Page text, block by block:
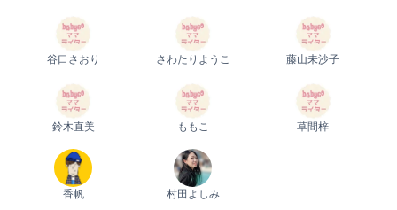
谷口さおり さわたりようこ 藤山未沙子
鈴木直美 ももこ 草間梓
香帆 村田よしみ